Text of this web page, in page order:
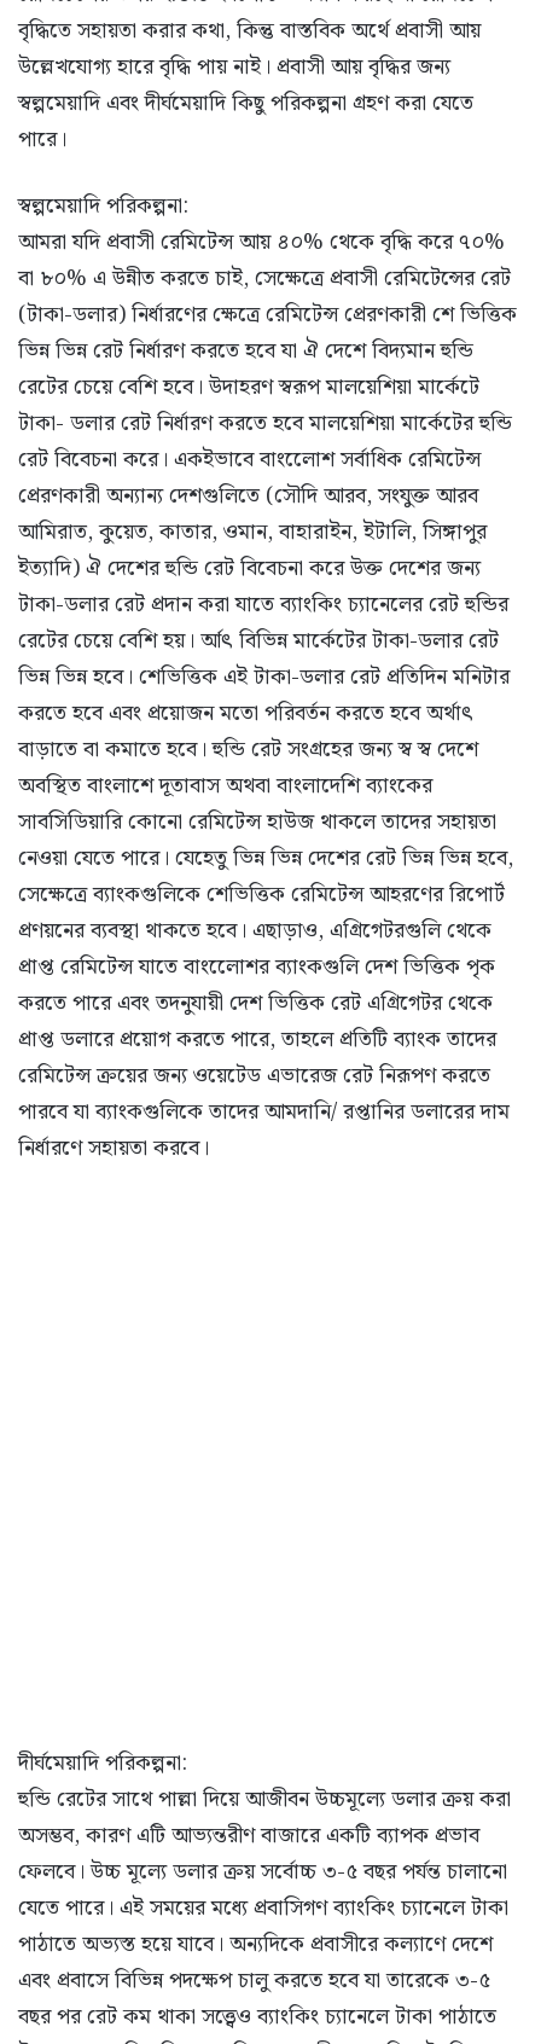
বৃদ্ধিতে সহায়তা করার কথা, কিন্তু বাস্তবিক অর্থে প্রবাসী আয়
উল্লেখযোগ্য হারে বৃদ্ধি পায় নাই। প্রবাসী আয় বৃদ্ধির জন্য
স্বল্পমেয়াদি এবং দীর্ঘমেয়াদি কিছু পরিকল্পনা গ্রহণ করা যেতে
পারে।
স্বল্পমেয়াদি পরিকল্পনা:
আমরা যদি প্রবাসী রেমিটেন্স আয় ৪০% থেকে বৃদ্ধি করে ৭০%
বা ৮০% এ উন্নীত করতে চাই, সেক্ষেত্রে প্রবাসী রেমিটেন্সের রেট
(টাকা-ডলার) নির্ধারণের ক্ষেত্রে রেমিটেন্স প্রেরণকারী শে ভিত্তিক
ভিন্ন ভিন্ন রেট নির্ধারণ করতে হবে যা ঐ দেশে বিদ্যমান হুন্ডি
রেটের চেয়ে বেশি হবে। উদাহরণ স্বরূপ মালয়েশিয়া মার্কেটে
টাকা- ডলার রেট নির্ধারণ করতে হবে মালয়েশিয়া মার্কেটের হুন্ডি
রেট বিবেচনা করে। একইভাবে বাংলােেশ সর্বাধিক রেমিটেন্স
প্রেরণকারী অন্যান্য দেশগুলিতে (সৌদি আরব, সংযুক্ত আরব
আমিরাত, কুয়েত, কাতার, ওমান, বাহারাইন, ইটালি, সিঙ্গাপুর
ইত্যাদি) ঐ দেশের হুন্ডি রেট বিবেচনা করে উক্ত দেশের জন্য
টাকা-ডলার রেট প্রদান করা যাতে ব্যাংকিং চ্যানেলের রেট হুন্ডির
রেটের চেয়ে বেশি হয়। র্আৎ বিভিন্ন মার্কেটের টাকা-ডলার রেট
ভিন্ন ভিন্ন হবে। শেভিত্তিক এই টাকা-ডলার রেট প্রতিদিন মনিটার
করতে হবে এবং প্রয়োজন মতো পরিবর্তন করতে হবে অর্থাৎ
বাড়াতে বা কমাতে হবে। হুন্ডি রেট সংগ্রহের জন্য স্ব স্ব দেশে
অবস্থিত বাংলাশে দূতাবাস অথবা বাংলাদেশি ব্যাংকের
সাবসিডিয়ারি কোনো রেমিটেন্স হাউজ থাকলে তাদের সহায়তা
নেওয়া যেতে পারে। যেহেতু ভিন্ন ভিন্ন দেশের রেট ভিন্ন ভিন্ন হবে,
সেক্ষেত্রে ব্যাংকগুলিকে শেভিত্তিক রেমিটেন্স আহরণের রিপোর্ট
প্রণয়নের ব্যবস্থা থাকতে হবে। এছাড়াও, এগ্রিগেটরগুলি থেকে
প্রাপ্ত রেমিটেন্স যাতে বাংলােেশর ব্যাংকগুলি দেশ ভিত্তিক পৃক
করতে পারে এবং তদনুযায়ী দেশ ভিত্তিক রেট এগ্রিগেটর থেকে
প্রাপ্ত ডলারে প্রয়োগ করতে পারে, তাহলে প্রতিটি ব্যাংক তাদের
রেমিটেন্স ক্রয়ের জন্য ওয়েটেড এভারেজ রেট নিরূপণ করতে
পারবে যা ব্যাংকগুলিকে তাদের আমদানি/ রপ্তানির ডলারের দাম
নির্ধারণে সহায়তা করবে।
দীর্ঘমেয়াদি পরিকল্পনা:
হুন্ডি রেটের সাথে পাল্লা দিয়ে আজীবন উচ্চমূল্যে ডলার ক্রয় করা
অসম্ভব, কারণ এটি আভ্যন্তরীণ বাজারে একটি ব্যাপক প্রভাব
ফেলবে। উচ্চ মূল্যে ডলার ক্রয় সর্বোচ্চ ৩-৫ বছর পর্যন্ত চালানো
যেতে পারে। এই সময়ের মধ্যে প্রবাসিগণ ব্যাংকিং চ্যানেলে টাকা
পাঠাতে অভ্যস্ত হয়ে যাবে। অন্যদিকে প্রবাসীরে কল্যাণে দেশে
এবং প্রবাসে বিভিন্ন পদক্ষেপ চালু করতে হবে যা তারেকে ৩-৫
বছর পর রেট কম থাকা সত্ত্বেও ব্যাংকিং চ্যানেলে টাকা পাঠাতে